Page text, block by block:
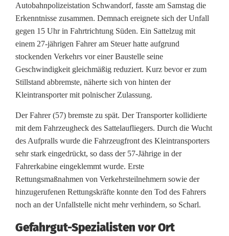
d
l
i
c
h
r
U
n
f
a
l
Autobahnpolizeistation Schwandorf, fasste am Samstag die
Erkenntnisse zusammen. Demnach ereignete sich der Unfall
gegen 15 Uhr in Fahrtrichtung Süden. Ein Sattelzug mit
einem 27-jährigen Fahrer am Steuer hatte aufgrund
stockenden Verkehrs vor einer Baustelle seine
Geschwindigkeit gleichmäßig reduziert. Kurz bevor er zum
Stillstand abbremste, näherte sich von hinten der
Kleintransporter mit polnischer Zulassung.
Der Fahrer (57) bremste zu spät. Der Transporter kollidierte
mit dem Fahrzeugheck des Sattelaufliegers. Durch die Wucht
des Aufpralls wurde die Fahrzeugfront des Kleintransporters
sehr stark eingedrückt, so dass der 57-Jährige in der
Fahrerkabine eingeklemmt wurde. Erste
Rettungsmaßnahmen von Verkehrsteilnehmern sowie der
hinzugerufenen Rettungskräfte konnte den Tod des Fahrers
noch an der Unfallstelle nicht mehr verhindern, so Scharl.
Gefahrgut-Spezialisten vor Ort